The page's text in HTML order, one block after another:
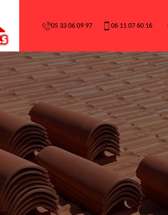
05 33 06 09 97 06 11 07 60 16